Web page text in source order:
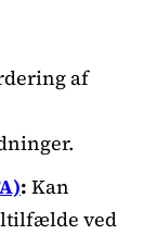
af
: Kan
ved